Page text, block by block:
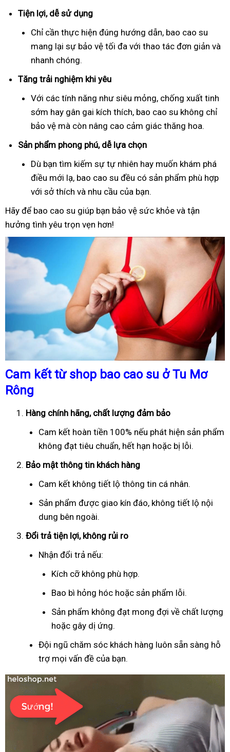
Tiện lợi, dễ sử dụng
Chỉ cần thực hiện đúng hướng dẫn, bao cao su
mang lại sự bảo vệ tối đa với thao tác đơn giản và
nhanh chóng.
Tăng trải nghiệm khi yêu
Với các tính năng như siêu mỏng, chống xuất tinh
sớm hay gân gai kích thích, bao cao su không chỉ
bảo vệ mà còn nâng cao cảm giác thăng hoa.
Sản phẩm phong phú, dễ lựa chọn
Dù bạn tìm kiếm sự tự nhiên hay muốn khám phá
điều mới lạ, bao cao su đều có sản phẩm phù hợp
với sở thích và nhu cầu của bạn.
Hãy để bao cao su giúp bạn bảo vệ sức khỏe và tận
hưởng tình yêu trọn vẹn hơn!
Cam kết từ shop bao cao su ở Tu Mơ
Rông
Hàng chính hãng, chất lượng đảm bảo
Cam kết hoàn tiền 100% nếu phát hiện sản phẩm
không đạt tiêu chuẩn, hết hạn hoặc bị lỗi.
Bảo mật thông tin khách hàng
Cam kết không tiết lộ thông tin cá nhân.
Sản phẩm được giao kín đáo, không tiết lộ nội
dung bên ngoài.
Đổi trả tiện lợi, không rủi ro
Nhận đổi trả nếu:
Kích cỡ không phù hợp.
Bao bì hỏng hóc hoặc sản phẩm lỗi.
Sản phẩm không đạt mong đợi về chất lượng
hoặc gây dị ứng.
Đội ngũ chăm sóc khách hàng luôn sẵn sàng hỗ
trợ mọi vấn đề của bạn.